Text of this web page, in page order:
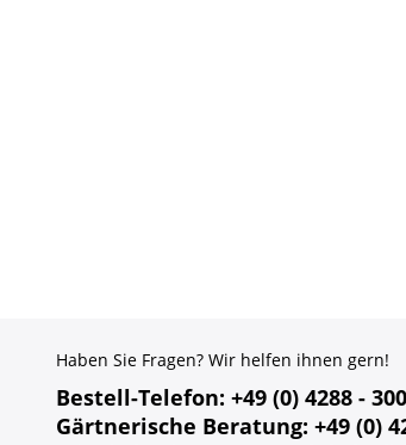
Haben Sie Fragen? Wir helfen ihnen gern!
Bestell-Telefon: +49 (0) 4288 -
Gärtnerische Beratung: +49 (0)